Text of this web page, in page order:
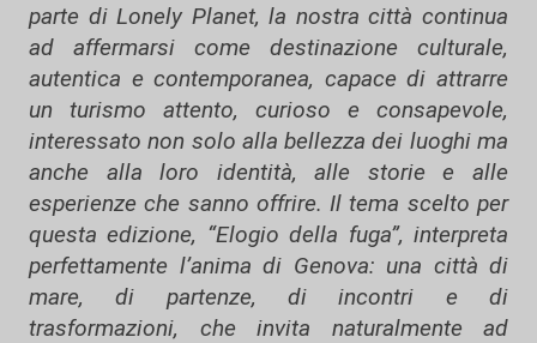
parte di Lonely Planet, la nostra città continua
ad affermarsi come destinazione culturale,
autentica e contemporanea, capace di attrarre
un turismo attento, curioso e consapevole,
interessato non solo alla bellezza dei luoghi ma
anche alla loro identità, alle storie e alle
esperienze che sanno offrire. Il tema scelto per
questa edizione, “Elogio della fuga”, interpreta
perfettamente l’anima di Genova: una città di
mare, di partenze, di incontri e di
trasformazioni, che invita naturalmente ad